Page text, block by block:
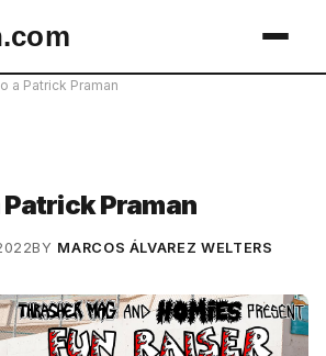
a Patrick Praman
Praman
BY MARCOS ÁLVAREZ WELTERS